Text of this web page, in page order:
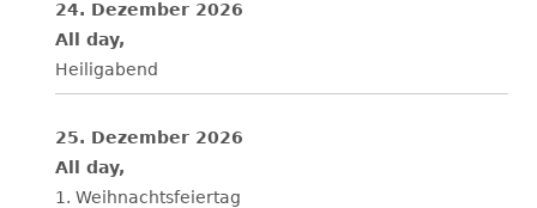
24. Dezember 2026
All day,
Heiligabend
25. Dezember 2026
All day,
1. Weihnachtsfeiertag